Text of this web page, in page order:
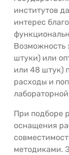
институтов
интерес
Возможность
штуки) или
или 48 штук)
расходы и
При подборе
оснащения
методиками.